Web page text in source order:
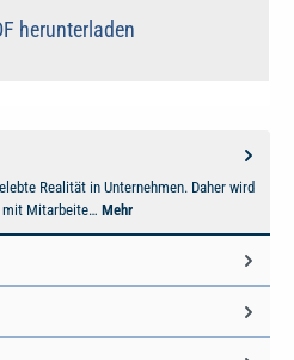
herunterladen
Realität in Unternehmen. Daher wird
mit Mitarbeite… Mehr